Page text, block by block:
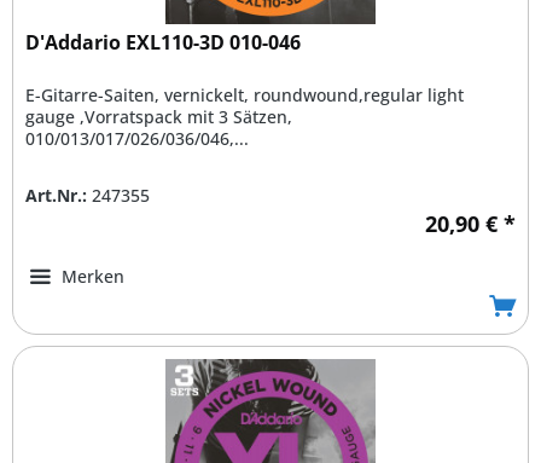
D'Addario EXL110-3D 010-046
E-Gitarre-Saiten, vernickelt, roundwound,regular light
gauge ,Vorratspack mit 3 Sätzen,
010/013/017/026/036/046,...
Art.Nr.: 247355
20,90 € *
Merken